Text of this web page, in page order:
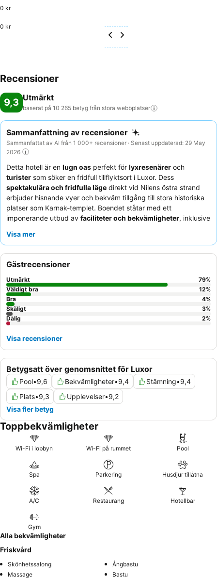
0 kr
0 kr
Recensioner
9,3 Utmärkt
baserat på 10 265 betyg från stora webbplatser
Sammanfattning av recensioner
Sammanfattat av AI från 1 000+ recensioner · Senast uppdaterad: 29 May
2026
Detta hotell är en lugn oas perfekt för lyxresenärer och
turister som söker en fridfull tillflyktsort i Luxor. Dess
spektakulära och fridfulla läge direkt vid Nilens östra strand
erbjuder hisnande vyer och bekväm tillgång till stora historiska
platser som Karnak-templet. Boendet ståtar med ett
imponerande utbud av faciliteter och bekvämligheter, inklusive
Gästerna berömmer konsekvent den exceptionella
Road får särskilt beröm för sin uppmärksamhet och sina
kulinariska läckerheter. För en förbättrad upplevelse, överväg
att boka ett rum med
Visa mer
Betygsatt över genomsnittet för Luxor
Pool•9,6 Bekvämligheter•9,4 Stämning•9,4
Plats•9,3 Upplevelser•9,2
Visa fler betyg
Gästrecensioner
Utmärkt 79%
Väldigt bra
12%
Bra
4%
Skäligt
3%
Dålig
2%
Visa recensioner
Toppbekvämligheter
Wi-Fi i lobbyn Wi-Fi på rummet Pool
Spa Parkering Husdjur tillåtna
A/C Restaurang Hotellbar
Gym
Alla bekvämligheter
Friskvård
Skönhetssalong
Ångbastu
Massage
Bastu